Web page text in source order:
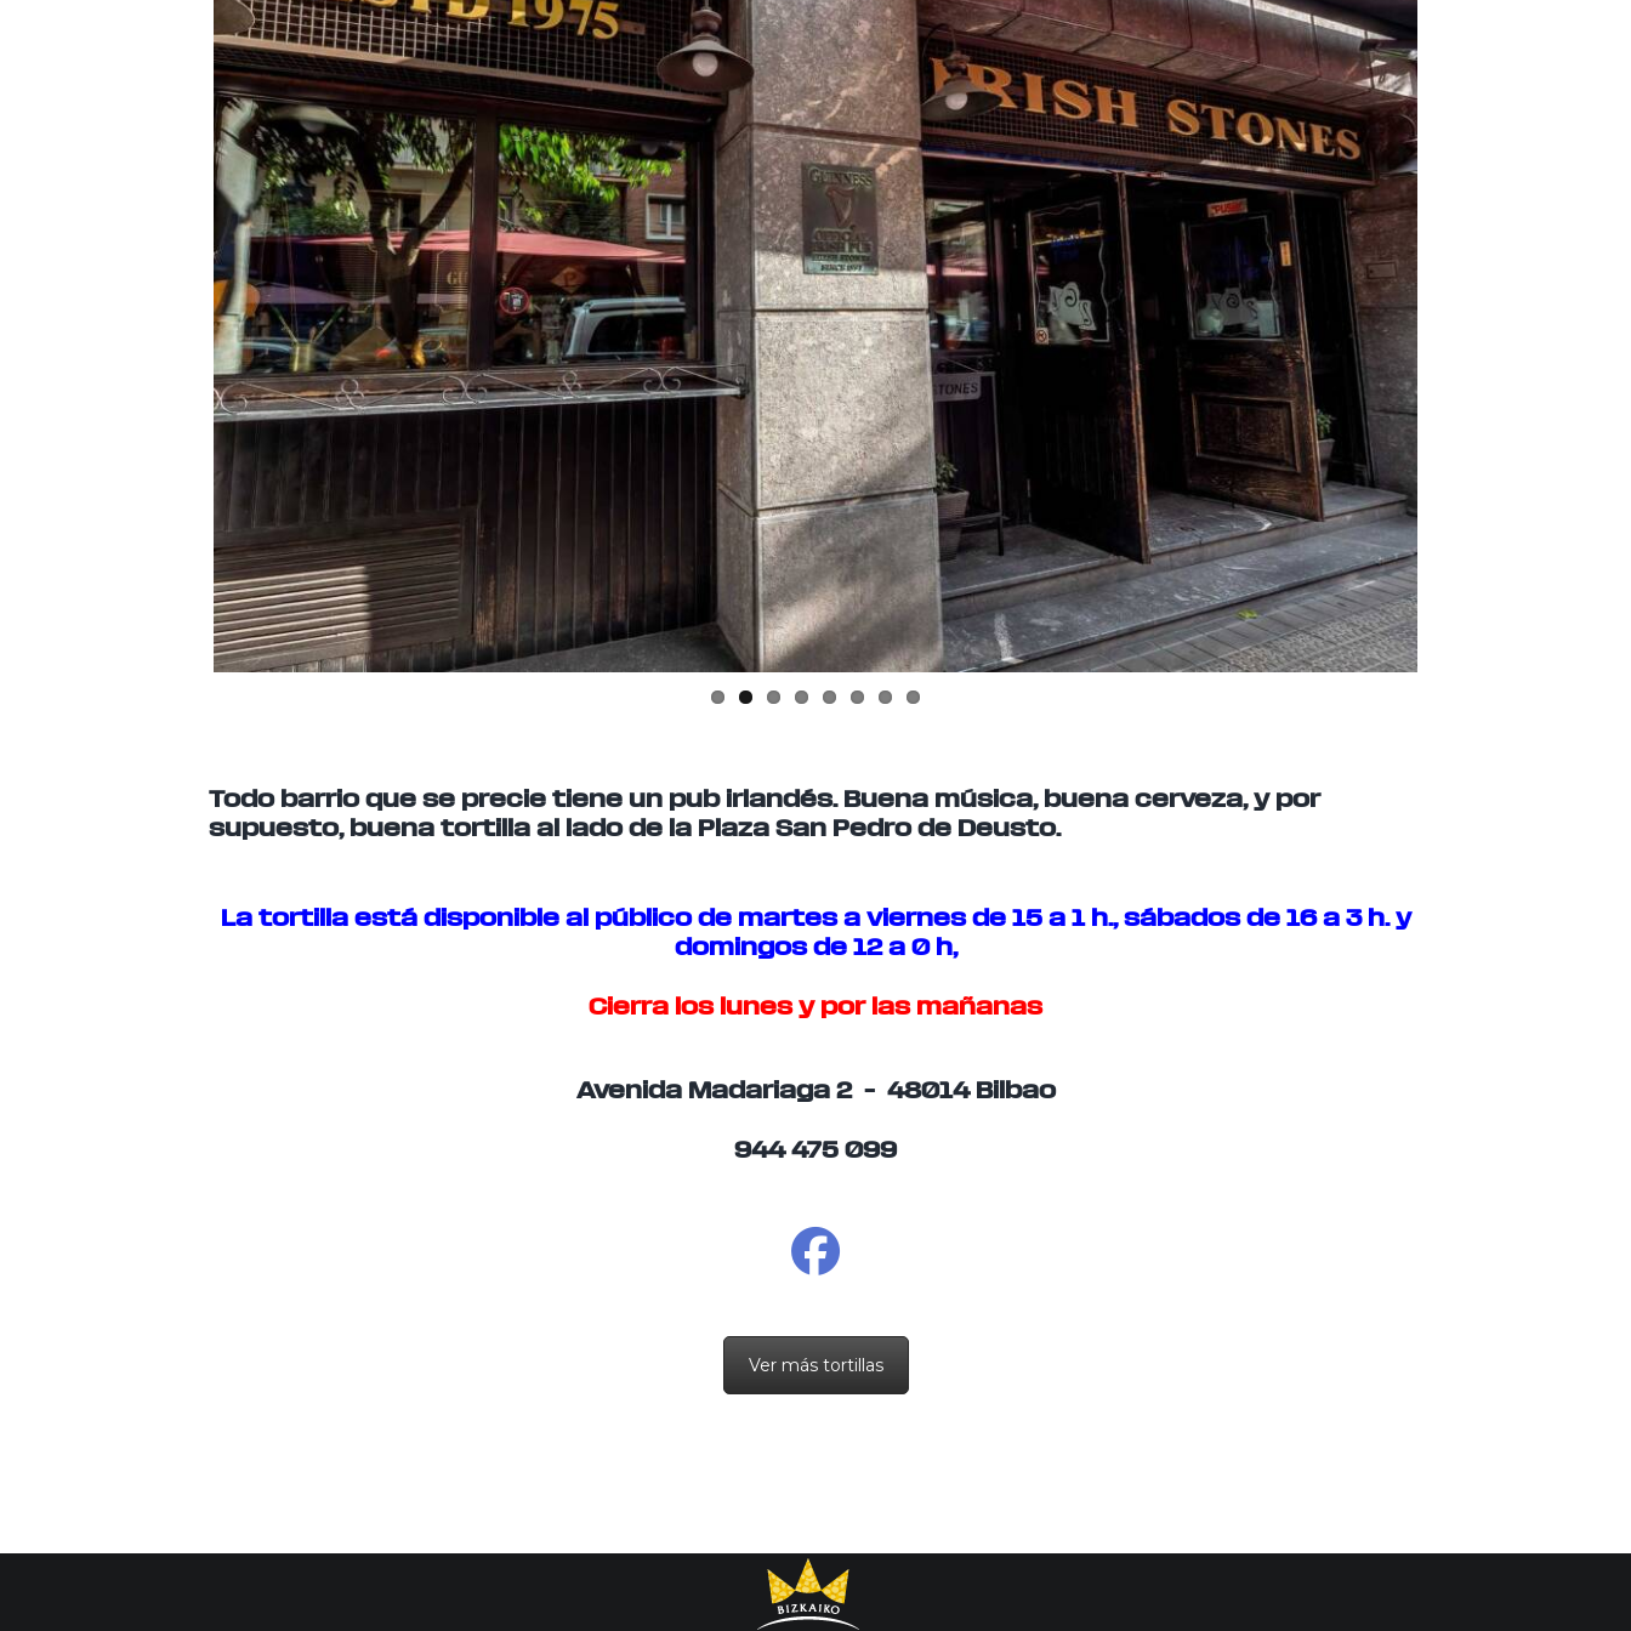
Todo barrio que se precie tiene un pub irlandés. Buena música, buena cerveza, y por
supuesto, buena tortilla al lado de la Plaza San Pedro de Deusto.
La tortilla está disponible al público de martes a viernes de 15 a 1 h., sábados de 16 a 3 h. y
domingos de 12 a 0 h,
Cierra los lunes y por las mañanas
Avenida Madariaga 2 – 48014 Bilbao
944 475 099
Ver más tortillas